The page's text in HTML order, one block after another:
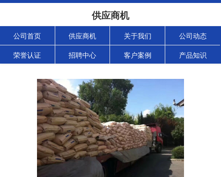
供应商机
公司首页 供应商机 关于我们 公司动态
荣誉认证 招聘中心 客户案例 产品知识